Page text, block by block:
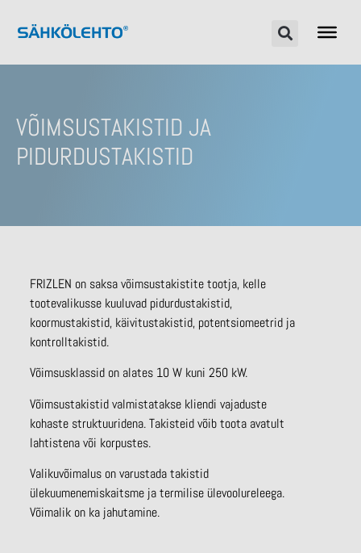
VÕIMSUSTAKISTID JA
PIDURDUSTAKISTID
FRIZLEN on saksa võimsustakistite tootja, kelle
tootevalikusse kuuluvad pidurdustakistid,
koormustakistid, käivitustakistid, potentsiomeetrid ja
kontrolltakistid.
Võimsusklassid on alates 10 W kuni 250 kW.
Võimsustakistid valmistatakse kliendi vajaduste
kohaste struktuuridena. Takisteid võib toota avatult
lahtistena või korpustes.
Valikuvõimalus on varustada takistid
ülekuumenemiskaitsme ja termilise ülevoolureleega.
Võimalik on ka jahutamine.